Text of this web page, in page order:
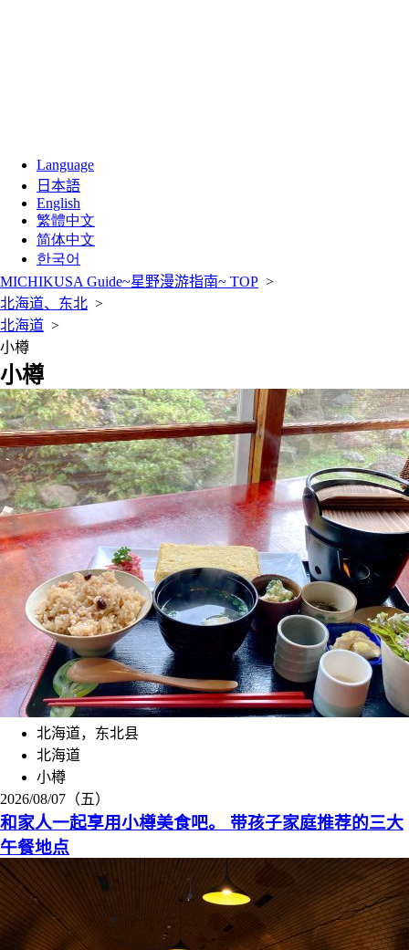
Language
日本語
English
繁體中文
简体中文
한국어
MICHIKUSA Guide~星野漫游指南~ TOP >
北海道、东北 >
北海道 >
小樽
小樽
北海道，东北县
北海道
小樽
2026/08/07（五）
和家人一起享用小樽美食吧。 带孩子家庭推荐的三大
午餐地点